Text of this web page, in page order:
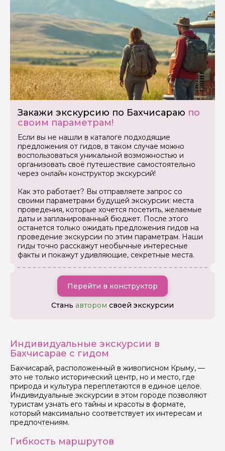
Закажи экскурсию по Бахчисараю по
своим параметрам!
Если вы не нашли в каталоге подходящие
предложения от гидов, в таком случае можно
воспользоваться уникальной возможностью и
организовать своё путешествие самостоятельно
через онлайн конструктор экскурсий!
Как это работает? Вы отправляете запрос со
своими параметрами будущей экскурсии: места
проведения, которые хочется посетить, желаемые
даты и запланированный бюджет. После этого
останется только ожидать предложения гидов на
проведение экскурсии по этим параметрам. Наши
гиды точно расскажут необычные интересные
факты и покажут удивляющие, секретные места.
Перейти в конструктор
Стань автором своей экскурсии
Индивидуальные экскурсии в
Бахчисарае с гидом
Бахчисарай, расположенный в живописном Крыму, —
это не только исторический центр, но и место, где
природа и культура переплетаются в единое целое.
Индивидуальные экскурсии в этом городе позволяют
туристам узнать его тайны и красоты в формате,
который максимально соответствует их интересам и
предпочтениям.
Гибкость маршрутов